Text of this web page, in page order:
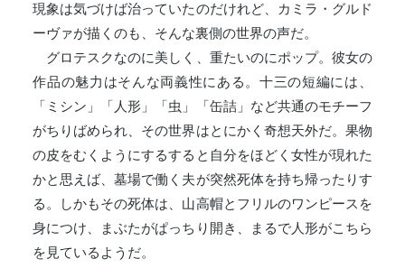
現象は気づけば治っていたのだけれど、カミラ・グルド
ーヴァが描くのも、そんな裏側の世界の声だ。
グロテスクなのに美しく、重たいのにポップ。彼女の
作品の魅力はそんな両義性にある。十三の短編には、
「ミシン」「人形」「虫」「缶詰」など共通のモチーフ
がちりばめられ、その世界はとにかく奇想天外だ。果物
の皮をむくようにするすると自分をほどく女性が現れた
かと思えば、墓場で働く夫が突然死体を持ち帰ったりす
る。しかもその死体は、山高帽とフリルのワンピースを
身につけ、まぶたがぱっちり開き、まるで人形がこちら
を見ているようだ。